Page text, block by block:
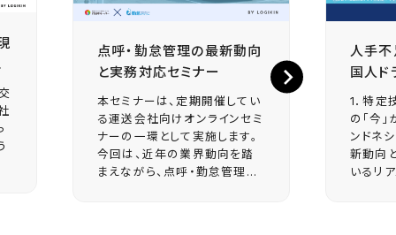
点呼・勤怠管理の最新動向
と実務対応セミナー
本セミナーは、定期開催してい
る運送会社向けオンラインセミ
ナーの一環として実施します。
今回は、近年の業界動向を踏
まえながら、点呼・勤怠管理...
人手不
国人ド
1．特定
の「今
ンドネ
新動向
いるリ